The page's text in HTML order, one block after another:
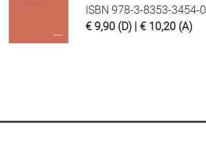
ISBN 978-3-8353-3454-0
€ 9,90 (D) | € 10,20 (A)